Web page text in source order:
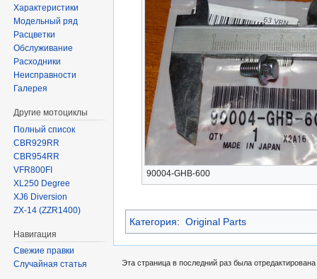
90004-GHB-600
Категория: Original Parts
Характеристики
Модельный ряд
Расцветки
Обслуживание
Расходники
Неисправности
Галерея
Другие мотоциклы
Полный список
CBR929RR
CBR954RR
VFR800FI
XL250 Degree
XJ6 Diversion
ZX-14 (ZZR1400)
Навигация
Свежие правки
Случайная статья
Эта страница в последний раз была